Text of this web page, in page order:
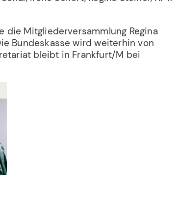
die Mitgliederversammlung Regina
Bundeskasse wird weiterhin von
bleibt in Frankfurt/M bei